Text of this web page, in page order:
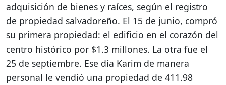
adquisición de bienes y raíces, según el registro
de propiedad salvadoreño. El 15 de junio, compró
su primera propiedad: el edificio en el corazón del
centro histórico por $1.3 millones. La otra fue el
25 de septiembre. Ese día Karim de manera
personal le vendió una propiedad de 411.98